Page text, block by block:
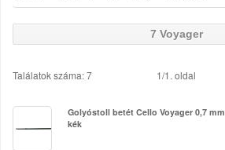
7 Voyager
Találatok száma: 7 1/1. oldal
Golyóstoll betét Cello Voyager 0,7 mm
kék